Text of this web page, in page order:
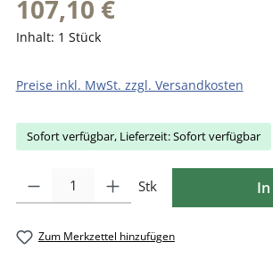
107,10 €
Inhalt: 1 Stück
Preise inkl. MwSt. zzgl. Versandkosten
Sofort verfügbar, Lieferzeit: Sofort verfügbar
Stk
Zum Merkzettel hinzufügen